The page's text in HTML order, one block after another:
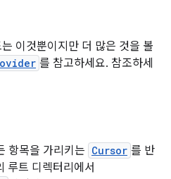
이것뿐이지만 더 많은 것을 볼
를 참고하세요. 참조하세
항목을 가리키는 Cursor 를 반
루트 디렉터리에서